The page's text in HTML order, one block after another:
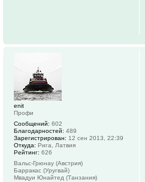
enit
Профи
Сообщений: 602
Благодарностей: 489
Зарегистрирован: 12 сен 2013, 22:39
Откуда: Рига, Латвия
Рейтинг: 626
Вальс-Грюнау (Австрия)
Барракас (Уругвай)
Мвадуи Юнайтед (Танзания)